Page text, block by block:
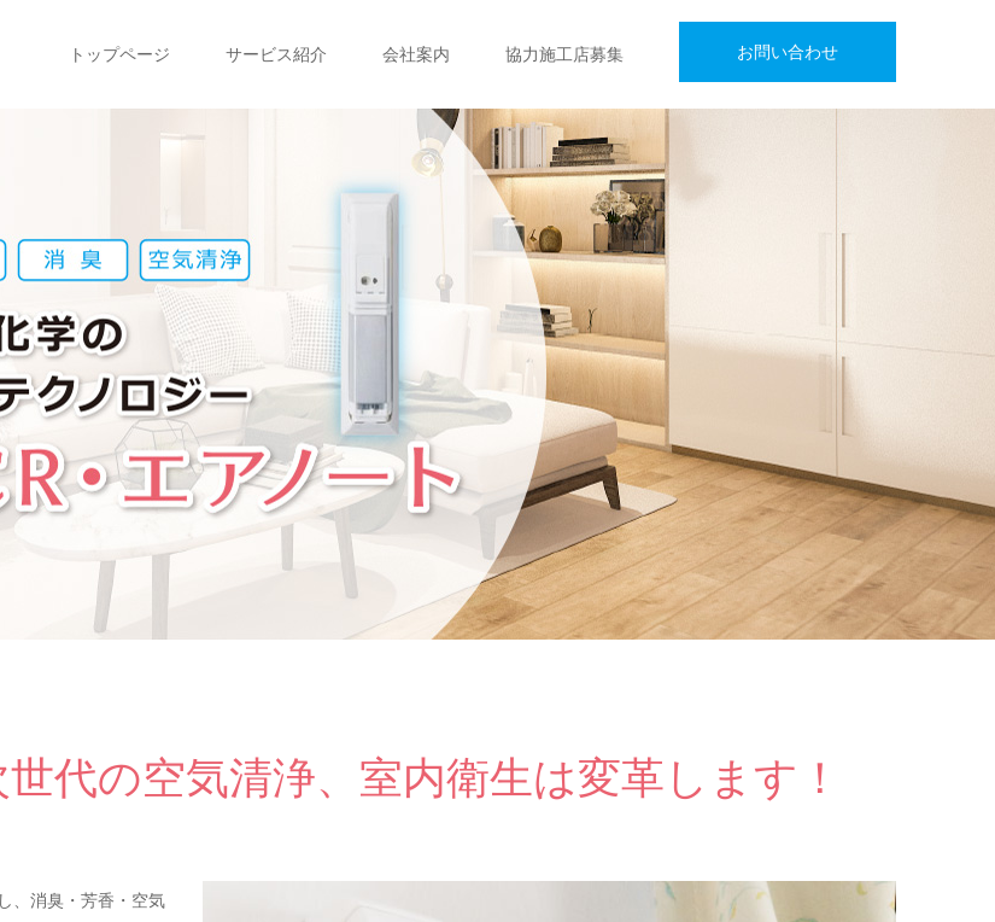
お問い合わせ
トップページ サービス紹介 会社案内 協力施工店募集
代の空気清浄、室内衛生は変革します！
、消臭・芳香・空気